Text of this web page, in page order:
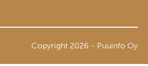
Copyright 2026 - Puuinfo Oy